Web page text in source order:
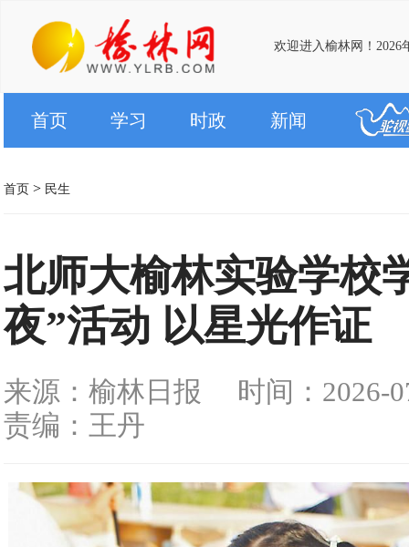
欢迎进入榆林网！2026
首页 学习 时政 新闻
首页 > 民生
北师大榆林实验学校
夜”活动 以星光作证
来源：榆林日报
时间：2026-
责编：王丹